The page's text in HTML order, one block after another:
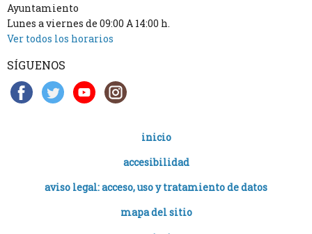
Ayuntamiento
Lunes a viernes de 09:00 A 14:00 h.
Ver todos los horarios
SÍGUENOS
inicio
accesibilidad
aviso legal: acceso, uso y tratamiento de datos
mapa del sitio